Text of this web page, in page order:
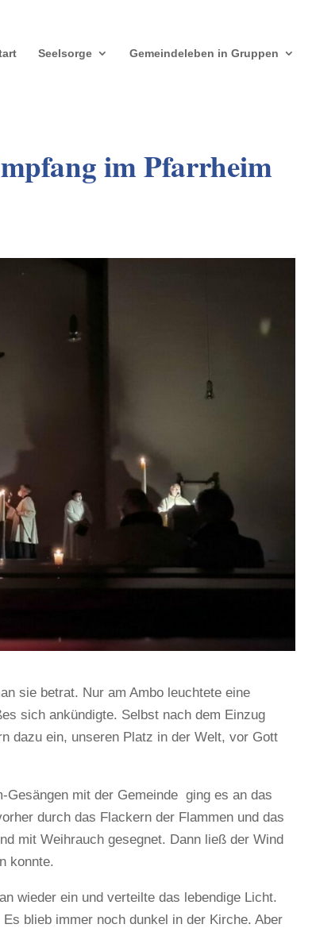
Seelsorge Gemeindeleben in Gruppen
im Pfarrheim
sie betrat. Nur am Ambo leuchtete eine
sich ankündigte. Selbst nach dem Einzug
dazu ein, unseren Platz in der Welt, vor Gott
Gesängen mit der Gemeinde ging es an das
durch das Flackern der Flammen und das
mit Weihrauch gesegnet. Dann ließ der Wind
konnte.
wieder ein und verteilte das lebendige Licht.
blieb immer noch dunkel in der Kirche. Aber